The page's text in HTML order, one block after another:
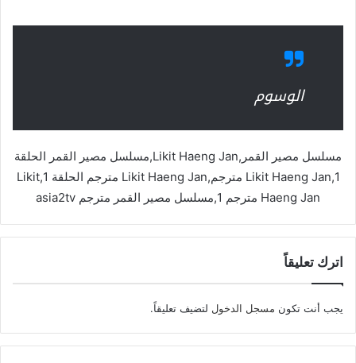
الوسوم
مسلسل مصير القمر,Likit Haeng Jan,مسلسل مصير القمر الحلقة
1,Likit Haeng Jan مترجم,Likit Haeng Jan مترجم الحلقة 1,Likit
Haeng Jan مترجم 1,مسلسل مصير القمر مترجم asia2tv
اترك تعليقاً
يجب أنت تكون مسجل الدخول لتضيف تعليقاً.